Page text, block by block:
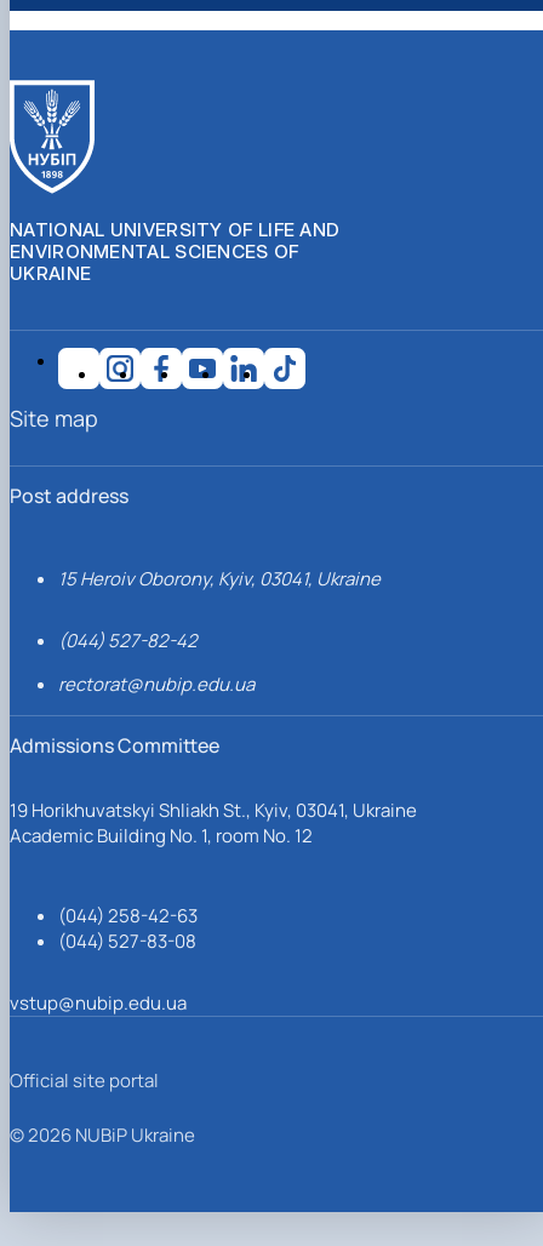
NATIONAL UNIVERSITY OF LIFE AND
ENVIRONMENTAL SCIENCES OF
UKRAINE
Post address
15 Heroiv Oborony, Kyiv, 03041, Ukraine
(044) 527-82-42
rectorat@nubip.edu.ua
Admissions Committee
19 Horikhuvatskyi Shliakh St., Kyiv, 03041, Ukraine
Academic Building No. 1, room No. 12
(044) 258-42-63
(044) 527-83-08
vstup@nubip.edu.ua
Site map
Official site portal
© 2026 NUBiP Ukraine